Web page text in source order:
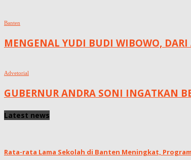
Banten
MENGENAL YUDI BUDI WIBOWO,
Advetorial
GUBERNUR ANDRA SONI INGATKAN
Latest news
Rata-rata Lama Sekolah di Banten Meningkat,